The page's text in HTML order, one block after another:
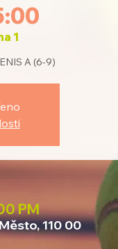
1
A (6-9)
PM
110 00